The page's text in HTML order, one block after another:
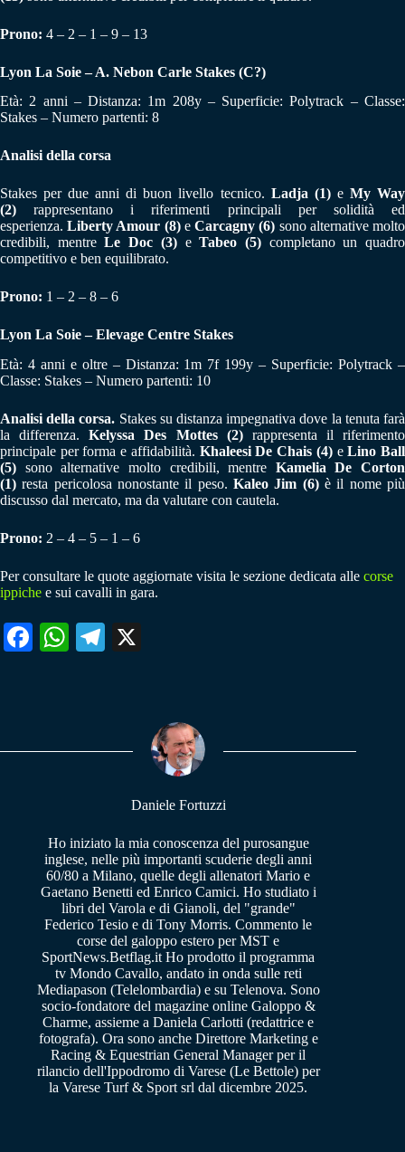
Prono: 4 – 2 – 1 – 9 – 13
Lyon La Soie – A. Nebon Carle Stakes (C?)
Età: 2 anni – Distanza: 1m 208y – Superficie: Polytrack – Classe:
Stakes – Numero partenti: 8
Analisi della corsa
Stakes per due anni di buon livello tecnico. Ladja (1)e My Way
(2) rappresentano i riferimenti principali per solidità ed
esperienza.Liberty Amour (8)eCarcagny (6) sono alternative molto
credibili, mentreLe Doc (3)eTabeo (5)completano un quadro
competitivo e ben equilibrato.
Prono: 1 – 2 – 8 – 6
Lyon La Soie – Elevage Centre Stakes
Età: 4 anni e oltre – Distanza: 1m 7f 199y – Superficie: Polytrack –
Classe: Stakes – Numero partenti: 10
Analisi della corsa. Stakes su distanza impegnativa dove la tenuta farà
la differenza.Kelyssa Des Mottes (2)rappresenta il riferimento
principale per forma e affidabilità. Khaleesi De Chais (4)eLino Ball
(5) sono alternative molto credibili, mentre Kamelia De Corton
(1) resta pericolosa nonostante il peso. Kaleo Jim (6)è il nome più
discusso dal mercato, ma da valutare con cautela.
Prono: 2 – 4 – 5 – 1 – 6
Per consultare le quote aggiornate visita le sezione dedicata alle corse
ippiche e sui cavalli in gara.
Fa W
pp
Te
m
Daniele Fortuzzi
Ho iniziato la mia conoscenza del purosangue
inglese, nelle più importanti scuderie degli anni
60/80 a Milano, quelle degli allenatori Mario e
Gaetano Benetti ed Enrico Camici. Ho studiato i
libri del Varola e di Gianoli, del "grande"
Federico Tesio e di Tony Morris. Commento le
corse del galoppo estero per MST e
SportNews.Betflag.it Ho prodotto il programma
tv Mondo Cavallo, andato in onda sulle reti
Mediapason (Telelombardia) e su Telenova. Sono
socio-fondatore del magazine online Galoppo &
Charme, assieme a Daniela Carlotti (redattrice e
fotografa). Ora sono anche Direttore Marketing e
Racing & Equestrian General Manager per il
rilancio dell'Ippodromo di Varese (Le Bettole) per
la Varese Turf & Sport srl dal dicembre 2025.